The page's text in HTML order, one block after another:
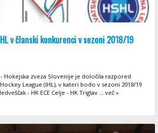
v članski konkurenci v sezoni 2018/19
- Hokejska zveza Slovenije je določila razpored
League (IHL), v kateri bodo v sezoni 2018/19
- HK ECE Celje - HK Triglav ... več »